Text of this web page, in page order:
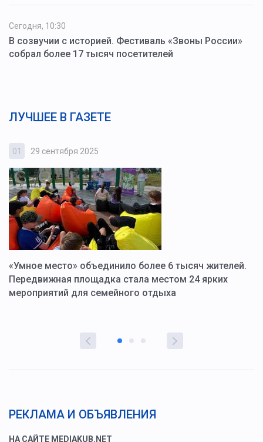
Сегодня, 10:30
В созвучии с историей. Фестиваль «Звоны России»
собрал более 17 тысяч посетителей
ЛУЧШЕЕ В ГАЗЕТЕ
01 29 сентября 2025
«Умное место» объединило более 6 тысяч жителей.
Передвижная площадка стала местом 24 ярких
мероприятий для семейного отдыха
РЕКЛАМА И ОБЪЯВЛЕНИЯ
НА САЙТЕ MEDIAKUB.NET